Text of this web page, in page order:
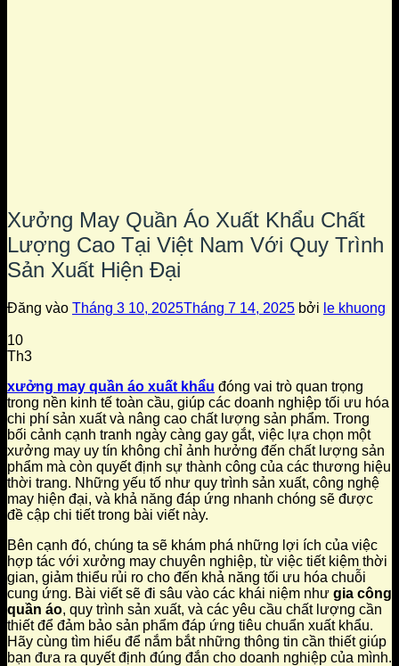
Xưởng May Quần Áo Xuất Khẩu Chất
Lượng Cao Tại Việt Nam Với Quy Trình
Sản Xuất Hiện Đại
Đăng vào Tháng 3 10, 2025Tháng 7 14, 2025 bởi le khuong
10
Th3
xưởng may quần áo xuất khẩu đóng vai trò quan trọng
trong nền kinh tế toàn cầu, giúp các doanh nghiệp tối ưu hóa
chi phí sản xuất và nâng cao chất lượng sản phẩm. Trong
bối cảnh cạnh tranh ngày càng gay gắt, việc lựa chọn một
xưởng may uy tín không chỉ ảnh hưởng đến chất lượng sản
phẩm mà còn quyết định sự thành công của các thương hiệu
thời trang. Những yếu tố như quy trình sản xuất, công nghệ
may hiện đại, và khả năng đáp ứng nhanh chóng sẽ được
đề cập chi tiết trong bài viết này.
Bên cạnh đó, chúng ta sẽ khám phá những lợi ích của việc
hợp tác với xưởng may chuyên nghiệp, từ việc tiết kiệm thời
gian, giảm thiểu rủi ro cho đến khả năng tối ưu hóa chuỗi
cung ứng. Bài viết sẽ đi sâu vào các khái niệm như gia công
quần áo, quy trình sản xuất, và các yêu cầu chất lượng cần
thiết để đảm bảo sản phẩm đáp ứng tiêu chuẩn xuất khẩu.
Hãy cùng tìm hiểu để nắm bắt những thông tin cần thiết giúp
bạn đưa ra quyết định đúng đắn cho doanh nghiệp của mình.